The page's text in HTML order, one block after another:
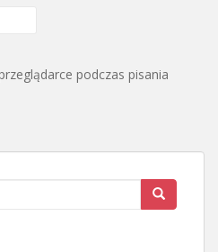
podczas pisania